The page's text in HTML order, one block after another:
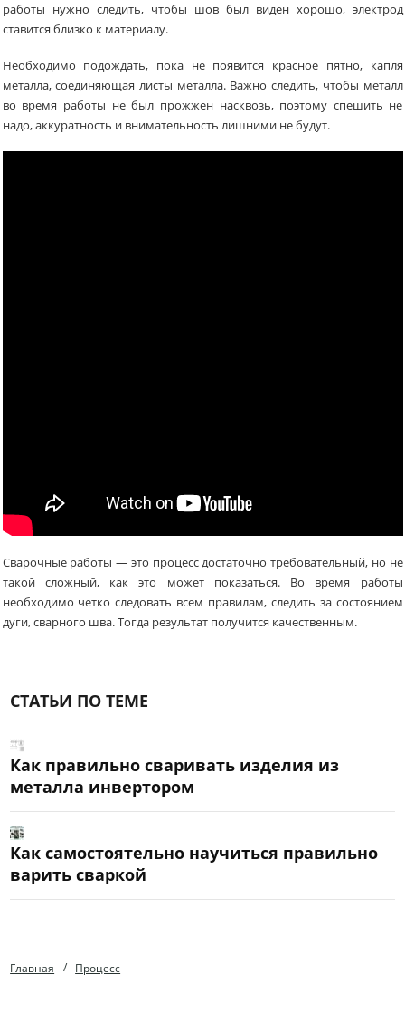
работы нужно следить, чтобы шов был виден хорошо, электрод
ставится близко к материалу.
Необходимо подождать, пока не появится красное пятно, капля
металла, соединяющая листы металла. Важно следить, чтобы металл
во время работы не был прожжен насквозь, поэтому спешить не
надо, аккуратность и внимательность лишними не будут.
Сварочные работы — это процесс достаточно требовательный, но не
такой сложный, как это может показаться. Во время работы
необходимо четко следовать всем правилам, следить за состоянием
дуги, сварного шва. Тогда результат получится качественным.
СТАТЬИ ПО ТЕМЕ
Как правильно сваривать изделия из
металла инвертором
Как самостоятельно научиться правильно
варить сваркой
Главная Процесс